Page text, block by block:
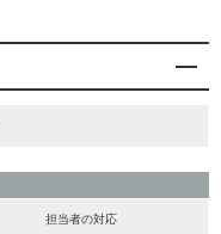
担当者の対応